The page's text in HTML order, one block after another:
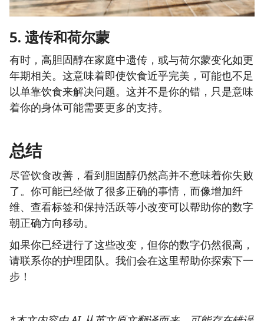
5. 遗传和荷尔蒙
有时，高胆固醇在家庭中遗传，或与荷尔蒙变化如更
年期相关。这意味着即使饮食近乎完美，可能也不足
以单靠饮食来解决问题。这并不是你的错，只是意味
着你的身体可能需要更多的支持。
总结
尽管饮食改善，看到胆固醇仍然高并不意味着你失败
了。你可能已经做了很多正确的事情，而像增加纤
维、查看标签和保持活跃等小改变可以帮助你的数字
朝正确方向移动。
如果你已经进行了这些改变，但你的数字仍然很高，
请联系你的护理团队。我们会在这里帮助你探索下一
步！